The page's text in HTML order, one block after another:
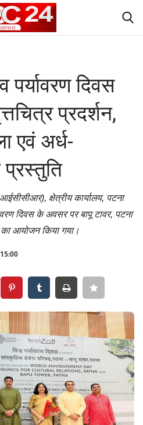
पर्यावरण दिवस
प्रदर्शन,
एवं अर्ध-
क्षेत्रीय कार्यालय, पटना
दिवस के अवसर पर बापू टावर, पटना
आयोजन किया गया।